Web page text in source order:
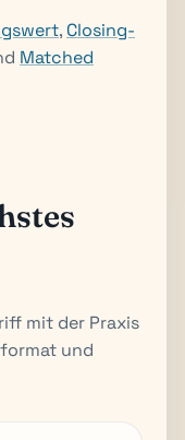
, Closing-
Matched
mit der Praxis
und